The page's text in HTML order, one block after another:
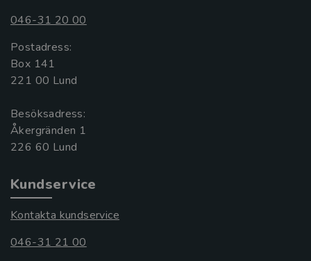
046-31 20 00
Postadress:
Box 141
221 00 Lund
Besöksadress:
Åkergränden 1
Kundservice
Kontakta kundservice
046-31 21 00